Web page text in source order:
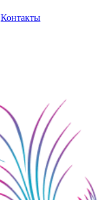
Контакты